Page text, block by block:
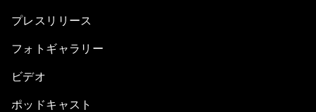
プレスリリース
フォトギャラリー
ビデオ
ポッドキャスト